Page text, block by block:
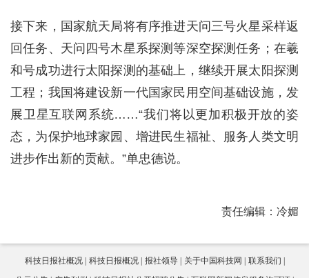
接下来，国家航天局将有序推进天问三号火星采样返
回任务、天问四号木星系探测等深空探测任务；在羲
和号成功进行太阳探测的基础上，继续开展太阳探测
工程；我国将建设新一代国家民用空间基础设施，发
展卫星互联网系统……“我们将以更加积极开放的姿
态，为保护地球家园、增进民生福祉、服务人类文明
进步作出新的贡献。”单忠德说。
责任编辑：冷媚
科技日报社概况 科技日报概况 报社领导 关于中国科技网
联系我们